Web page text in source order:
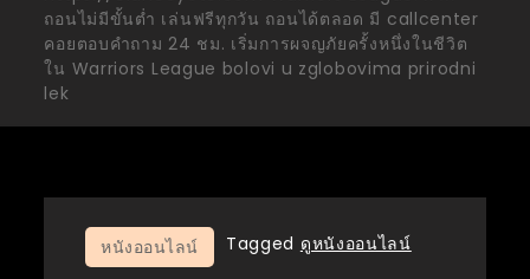
ถอนไม่มีขั้นต่ำ เล่นฟรีทุกวัน ถอนได้ตลอด มี callcenter
คอยตอบคำถาม 24 ชม. เริ่มการผจญภัยครั้งหนึ่งในชีวิต
ใน Warriors League bolovi u zglobovima prirodni
lek
หนังออนไลน์ Tagged ดูหนังออนไลน์